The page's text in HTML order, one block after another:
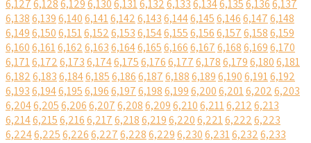
6,1276,1286,1296,1306,1316,1326,1336,1346,1356,1366,137
6,1386,1396,1406,1416,1426,1436,1446,1456,1466,1476,148
6,1496,1506,1516,1526,1536,1546,1556,1566,1576,1586,159
6,1606,1616,1626,1636,1646,1656,1666,1676,1686,1696,170
6,1716,1726,1736,1746,1756,1766,1776,1786,1796,1806,181
6,1826,1836,1846,1856,1866,1876,1886,1896,1906,1916,192
6,1936,1946,1956,1966,1976,1986,1996,2006,2016,2026,203
6,2046,2056,2066,2076,2086,2096,2106,2116,2126,213
6,2146,2156,2166,2176,2186,2196,2206,2216,2226,223
6,2246,2256,2266,2276,2286,2296,2306,2316,2326,233